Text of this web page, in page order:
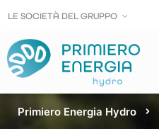
LE SOCIETÀ DEL GRUPPO
LE SOCIETÀ DEL GRUPPO
Primiero Energia Hydro